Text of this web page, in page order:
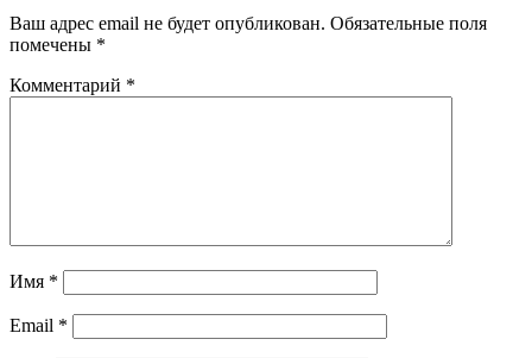
Ваш адрес email не будет опубликован. Обязательные поля
помечены *
Комментарий *
Имя *
Email *